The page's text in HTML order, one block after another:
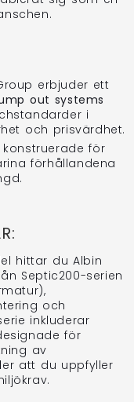
erbjuder ett
out systems
i
och prisvärdhet.
för
förhållandena
hittar du Albin
Septic200-serien
och
inkluderar
för
av
att du uppfyller